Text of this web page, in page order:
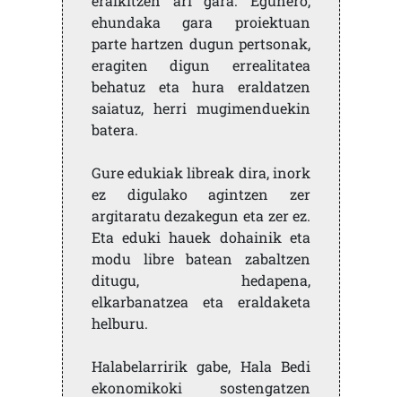
ehundaka gara proiektuan
parte hartzen dugun pertsonak,
eragiten digun errealitatea
behatuz eta hura eraldatzen
saiatuz, herri mugimenduekin
batera.
Gure edukiak libreak dira, inork
ez digulako agintzen zer
argitaratu dezakegun eta zer ez.
Eta eduki hauek dohainik eta
modu libre batean zabaltzen
ditugu, hedapena,
elkarbanatzea eta eraldaketa
helburu.
Halabelarririk gabe, Hala Bedi
ekonomikoki sostengatzen